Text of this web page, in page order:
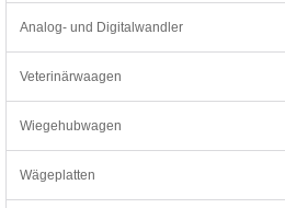
Analog- und Digitalwandler
Veterinärwaagen
Wiegehubwagen
Wägeplatten